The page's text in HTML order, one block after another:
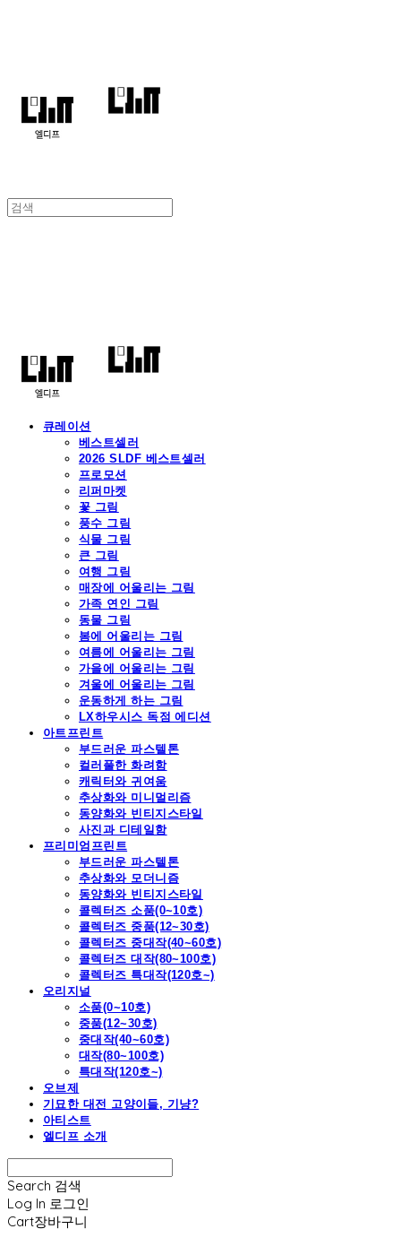
큐레이션
베스트셀러
2026 SLDF 베스트셀러
프로모션
리퍼마켓
꽃 그림
풍수 그림
식물 그림
큰 그림
여행 그림
매장에 어울리는 그림
가족 연인 그림
동물 그림
봄에 어울리는 그림
여름에 어울리는 그림
가을에 어울리는 그림
겨울에 어울리는 그림
운동하게 하는 그림
LX하우시스 독점 에디션
아트프린트
부드러운 파스텔톤
컬러풀한 화려함
캐릭터와 귀여움
추상화와 미니멀리즘
동양화와 빈티지스타일
사진과 디테일함
프리미엄프린트
부드러운 파스텔톤
추상화와 모더니즘
동양화와 빈티지스타일
콜렉터즈 소품(0~10호)
콜렉터즈 중품(12~30호)
콜렉터즈 중대작(40~60호)
콜렉터즈 대작(80~100호)
콜렉터즈 특대작(120호~)
오리지널
소품(0~10호)
중품(12~30호)
중대작(40~60호)
대작(80~100호)
특대작(120호~)
오브제
기묘한 대전 고양이들, 기냥?
아티스트
엘디프 소개
Search 검색
Log In 로그인
Cart장바구니